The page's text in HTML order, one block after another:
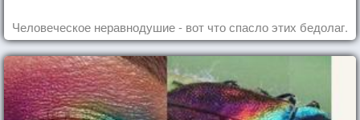
Человеческое неравнодушие - вот что спасло этих бедолаг.